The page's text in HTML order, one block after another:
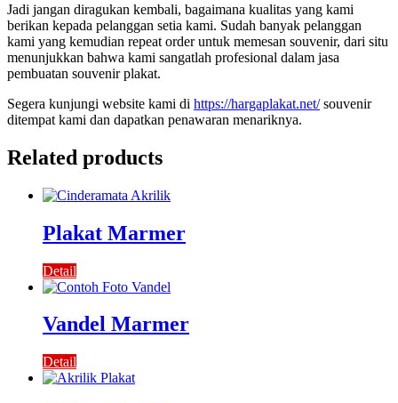
Jadi jangan diragukan kembali, bagaimana kualitas yang kami
berikan kepada pelanggan setia kami. Sudah banyak pelanggan
kami yang kemudian repeat order untuk memesan souvenir, dari situ
menunjukkan bahwa kami sangatlah profesional dalam jasa
pembuatan souvenir plakat.
Segera kunjungi website kami di https://hargaplakat.net/souvenir
ditempat kami dan dapatkan penawaran menariknya.
Related products
Plakat Marmer
Detail
Vandel Marmer
Detail